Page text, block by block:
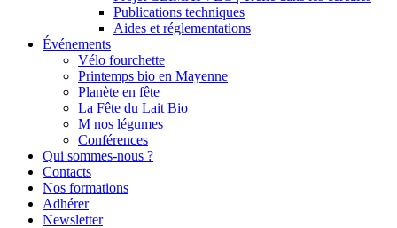
Publications techniques
Aides et réglementations
Événements
Vélo fourchette
Printemps bio en Mayenne
Planète en fête
La Fête du Lait Bio
M nos légumes
Conférences
Qui sommes-nous ?
Contacts
Nos formations
Adhérer
Newsletter